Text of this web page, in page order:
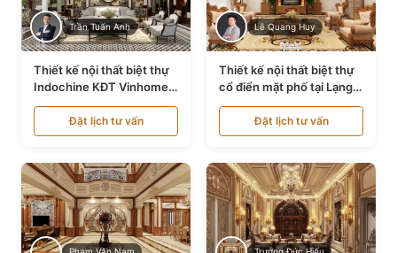
Trần Tuấn Anh
Thiết kế nội thất biệt thự
Indochine KĐT Vinhomes
Ocean Park NT24600
Đặt lịch tư vấn
Lê Quang Huy
Thiết kế nội thất biệt thự
cổ điển mặt phố tại Lạng
Sơn NT24534
Đặt lịch tư vấn